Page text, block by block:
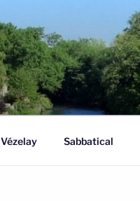
Vézelay Sabbatical